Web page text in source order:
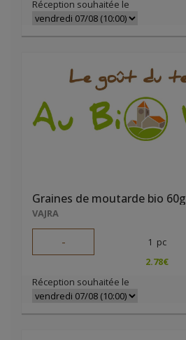
Réception souhaitée le
Graines de moutarde bio 60g
VAJRA
- 1 pc
2.78€
Réception souhaitée le